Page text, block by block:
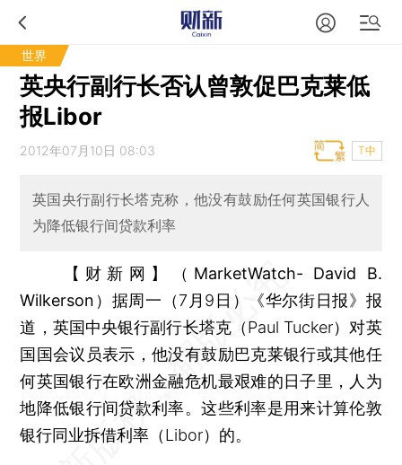
世界
英央行副行长否认曾敦促巴克莱低
报Libor
2012年07月10日 08:03 T中
英国央行副行长塔克称，他没有鼓励任何英国银行人
为降低银行间贷款利率
【财新网】（MarketWatch- David B.
Wilkerson） 据周一（7月9日）《华尔街日报》报
道，英国中央银行副行长塔克（Paul Tucker）对英
国国会议员表示，他没有鼓励巴克莱银行或其他任
何英国银行在欧洲金融危机最艰难的日子里，人为
地降低银行间贷款利率。这些利率是用来计算伦敦
银行同业拆借利率（Libor）的。